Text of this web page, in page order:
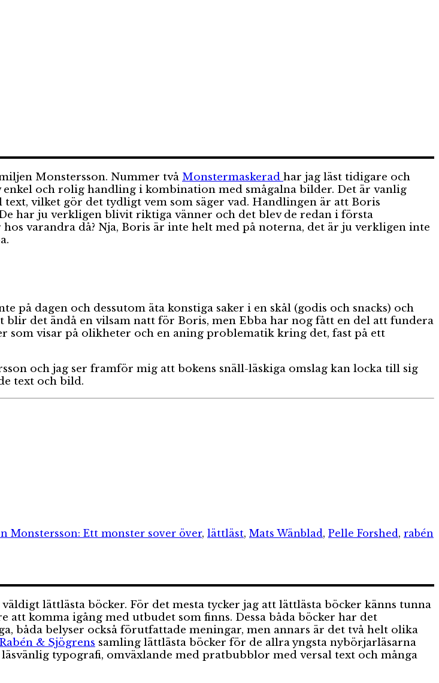
Monstersson. Nummer två Monstermaskerad har jag läst tidigare och
och rolig handling i kombination med smågalna bilder. Det är vanlig
vilket gör det tydligt vem som säger vad. Handlingen är att Boris
har ju verkligen blivit riktiga vänner och det blev de redan i första
varandra då? Nja, Boris är inte helt med på noterna, det är ju verkligen inte
på dagen och dessutom äta konstiga saker i en skål (godis och snacks) och
blir det ändå en vilsam natt för Boris, men Ebba har nog fått en del att fundera
som visar på olikheter och en aning problematik kring det, fast på ett
och jag ser framför mig att bokens snäll-läskiga omslag kan locka till sig
text och bild.
Monstersson: Ett monster sover över, lättläst, Mats Wänblad, Pelle Forshed, rabén
lättlästa böcker. För det mesta tycker jag att lättlästa böcker känns tunna
komma igång med utbudet som finns. Dessa båda böcker har det
båda belyser också förutfattade meningar, men annars är det två helt olika
Rabén & Sjögrens samling lättlästa böcker för de allra yngsta nybörjarläsarna
typografi, omväxlande med pratbubblor med versal text och många